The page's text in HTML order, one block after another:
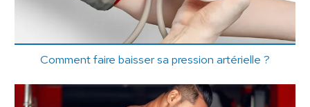
Comment faire baisser sa pression artérielle ?